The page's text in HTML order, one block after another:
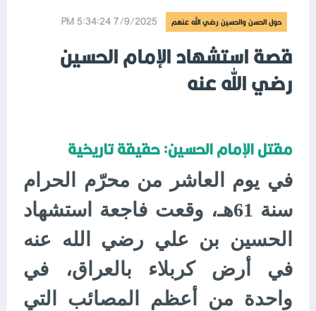
حول الحسن والحسين رضي الله عنهم 7/9/2025 5:34:24 PM
قصة استشهاد الإمام الحسين
رضي الله عنه
مقتل الإمام الحسين: حقيقة تاريخية
في يوم العاشر من محرّم الحرام
سنة 61هـ، وقعت فاجعة استشهاد
الحسين بن علي رضي الله عنه
في أرض كربلاء بالعراق، في
واحدة من أعظم المصائب التي